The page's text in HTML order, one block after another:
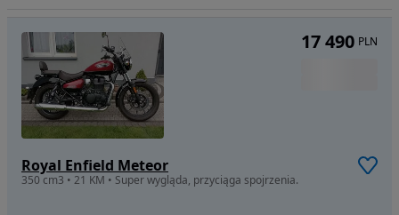
Royal Enfield Meteor
350 cm3 • 21 KM • Super wygląda, przyciąga spojrzenia.
17 490 PLN